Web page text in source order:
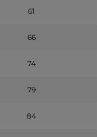
61
66
74
79
84